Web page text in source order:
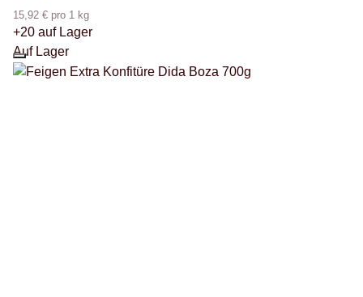
15,92 € pro 1 kg
+20 auf Lager
Auf Lager